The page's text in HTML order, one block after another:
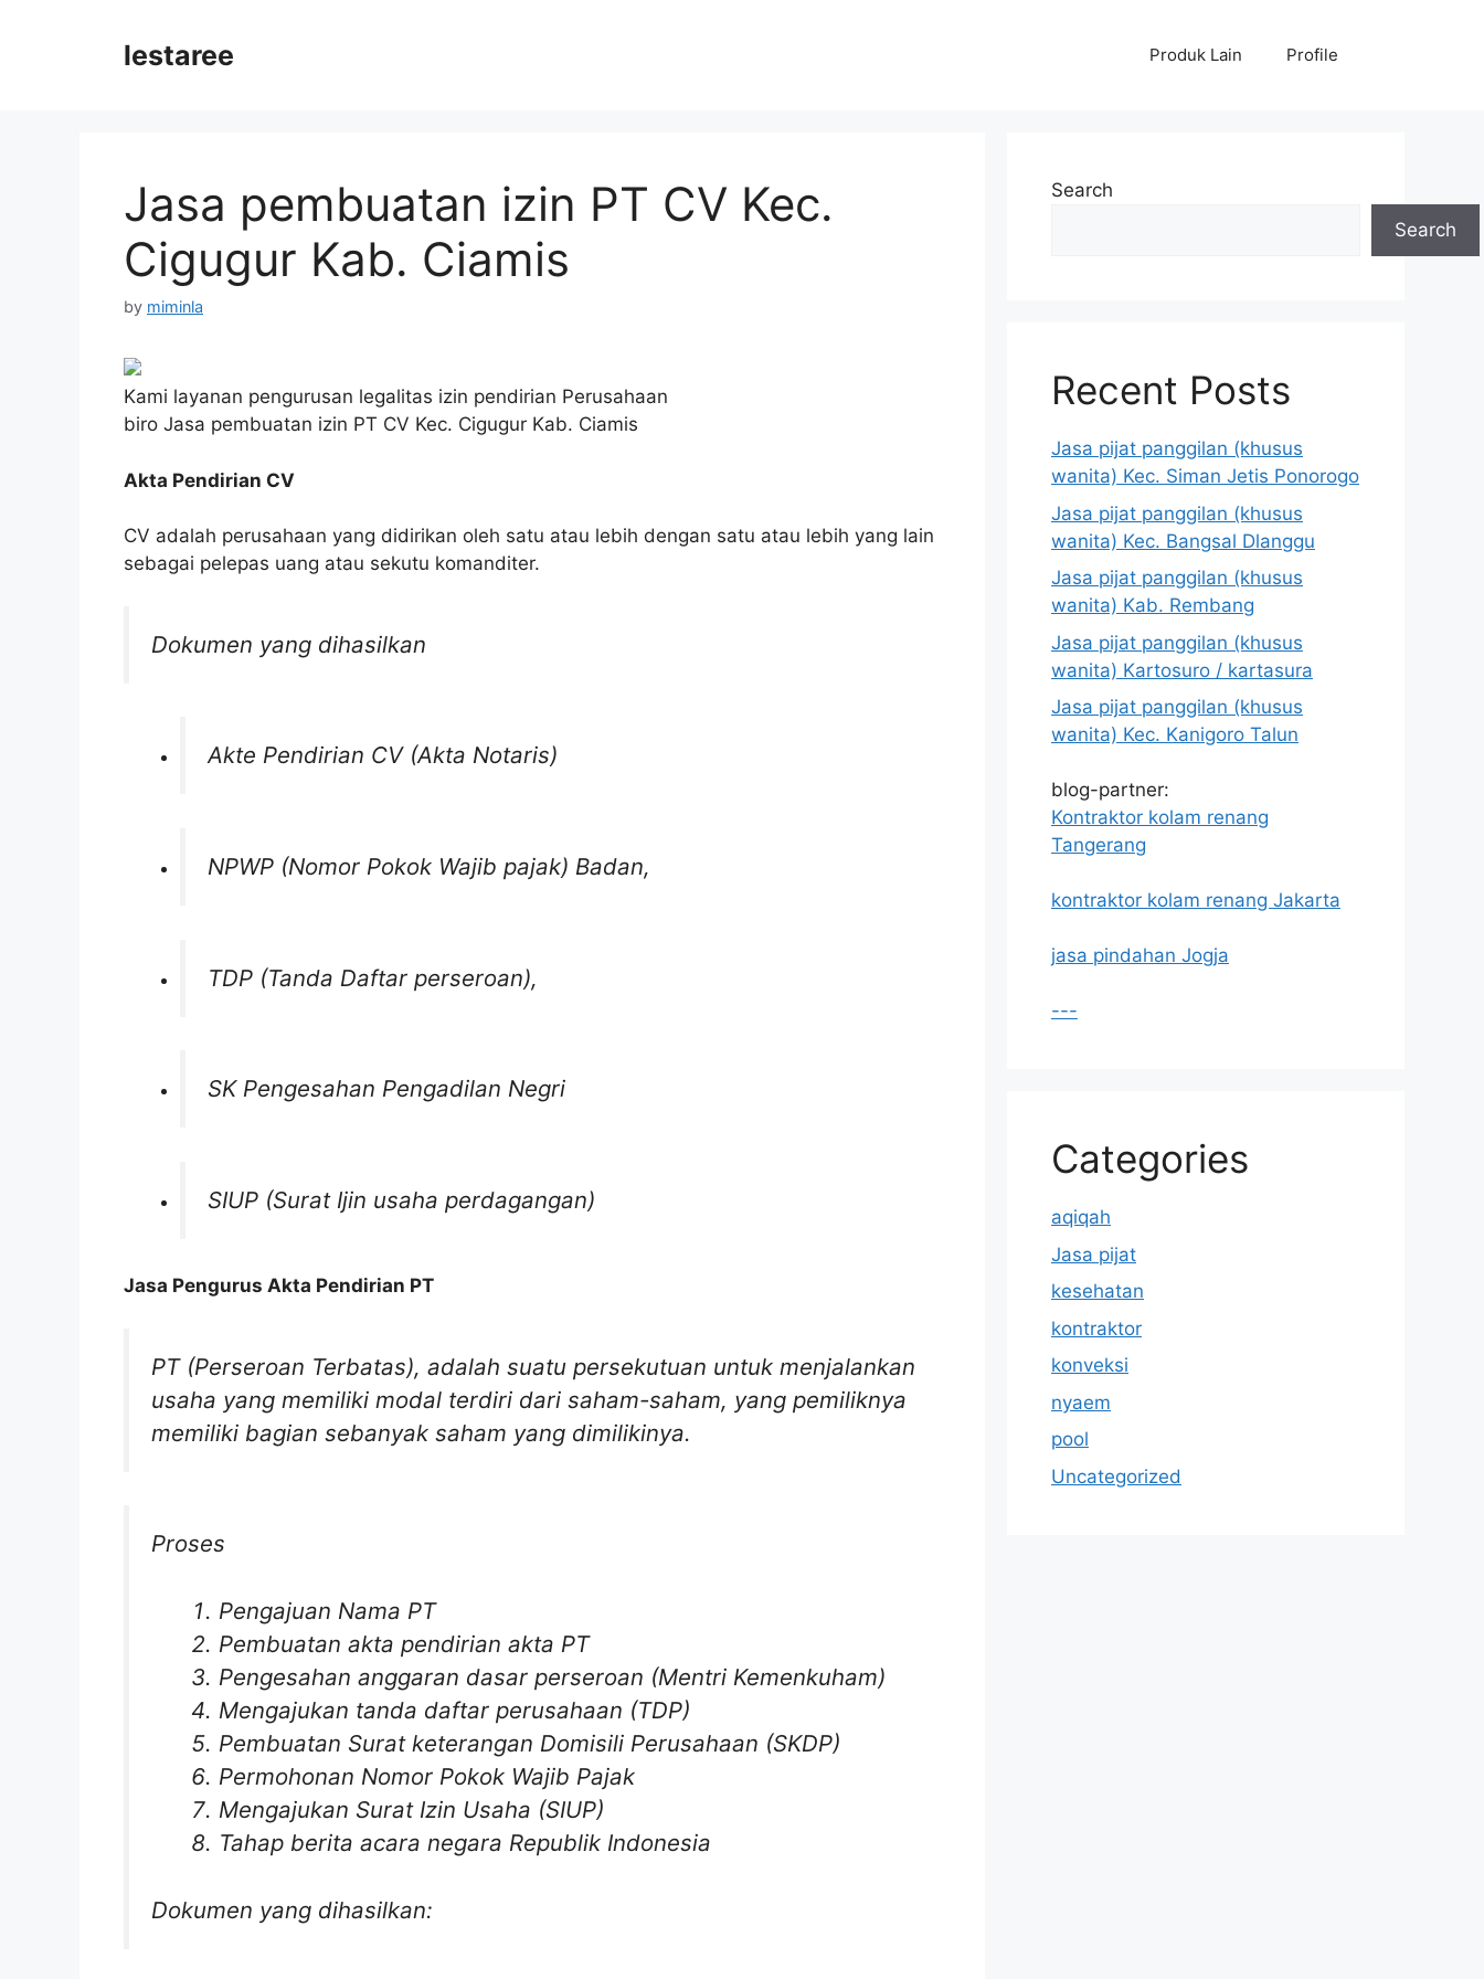
lestaree Produk Lain Profile
Jasa pembuatan izin PT CV Kec.
Cigugur Kab. Ciamis
by miminla
Kami layanan pengurusan legalitas izin pendirian Perusahaan
biro Jasa pembuatan izin PT CV Kec. Cigugur Kab. Ciamis
Akta Pendirian CV
CV adalah perusahaan yang didirikan oleh satu atau lebih dengan satu atau lebih yang lain
sebagai pelepas uang atau sekutu komanditer.
Dokumen yang dihasilkan
Akte Pendirian CV (Akta Notaris)
NPWP (Nomor Pokok Wajib pajak) Badan,
TDP (Tanda Daftar perseroan),
SK Pengesahan Pengadilan Negri
SIUP (Surat Ijin usaha perdagangan)
Jasa Pengurus Akta Pendirian PT
PT (Perseroan Terbatas), adalah suatu persekutuan untuk menjalankan
usaha yang memiliki modal terdiri dari saham-saham, yang pemiliknya
memiliki bagian sebanyak saham yang dimilikinya.
Proses
Pengajuan Nama PT
Pembuatan akta pendirian akta PT
Pengesahan anggaran dasar perseroan (Mentri Kemenkuham)
Mengajukan tanda daftar perusahaan (TDP)
Pembuatan Surat keterangan Domisili Perusahaan (SKDP)
Permohonan Nomor Pokok Wajib Pajak
Mengajukan Surat Izin Usaha (SIUP)
Tahap berita acara negara Republik Indonesia
Dokumen yang dihasilkan:
Search
Search
Recent Posts
Jasa pijat panggilan (khusus
wanita) Kec. Siman Jetis Ponorogo
Jasa pijat panggilan (khusus
wanita) Kec. Bangsal Dlanggu
Jasa pijat panggilan (khusus
wanita) Kab. Rembang
Jasa pijat panggilan (khusus
wanita) Kartosuro / kartasura
Jasa pijat panggilan (khusus
wanita) Kec. Kanigoro Talun
blog-partner:
Kontraktor kolam renang
Tangerang
kontraktor kolam renang Jakarta
jasa pindahan Jogja
---
Categories
aqiqah
Jasa pijat
kesehatan
kontraktor
konveksi
nyaem
pool
Uncategorized